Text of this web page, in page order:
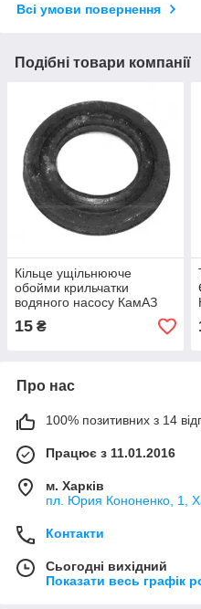
Всі умови повернення
Подібні товари компанії
Кільце ущільнююче
обойми крильчатки
водяного насосу КамАЗ
740.1307038-10
15 ₴
Про нас
100% позитивних з 14
Працює з 11.01.2016
м. Харків
пл. Юрия Кононенко, 1,
Контакти
Сьогодні вихідний
Показати весь графік